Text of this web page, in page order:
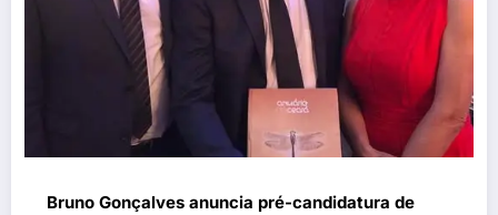
Bruno Gonçalves anuncia pré-candidatura de